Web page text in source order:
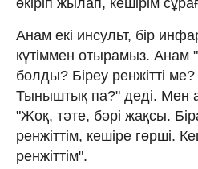
Анам екі инсульт, бір
күтіммен отырамыз.
болды? Біреу ренжітті
Тыныштық па?" деді. Мен
"Жоқ, тәте, бәрі жақсы.
ренжіттім, кешіре гөрші.
ренжіттім".